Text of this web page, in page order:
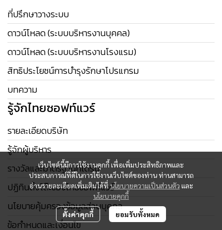
เว็บไซต์นี้มีการใช้งานคุกกี้ เพื่อเพิ่มประสิทธิภาพและ
ประสบการณ์ที่ดีในการใช้งานเว็บไซต์ของท่าน ท่านสามารถ
อ่านรายละเอียดเพิ่มเติมได้ที่นโยบายความเป็นส่วนตัว และ
นโยบายคุกกี้
ตั้งค่าคุกกี้ ยอมรับทั้งหมด
ที่ปรึกษาวางระบบ
ดาวน์โหลด (ระบบบริหารงานบุคคล)
ดาวน์โหลด (ระบบบริหารงานโรงแรม)
สิทธิประโยชน์การบำรุงรักษาโปรแกรม
บทความ
รู้จักไทยซอฟท์แวร์
รายละเอียดบริษัท
รู้จักผู้บริหาร
รางวัลและมาตรฐานที่ได้รับ
ปฏิทินตั้งโต๊ะของไทยซอฟท์แวร์
นโยบายคุ้มครองข้อมูลส่วนบุคคล
ข้อกำหนดและเงื่อนไข